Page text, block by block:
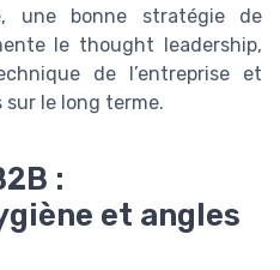
une bonne stratégie de
le thought leadership,
de l’entreprise et
le long terme.
:
et angles